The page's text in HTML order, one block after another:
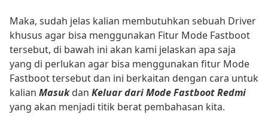
Maka, sudah jelas kalian membutuhkan sebuah Driver
khusus agar bisa menggunakan Fitur Mode Fastboot
tersebut, di bawah ini akan kami jelaskan apa saja
yang di perlukan agar bisa menggunakan fitur Mode
Fastboot tersebut dan ini berkaitan dengan cara untuk
kalian Masukdan Keluar dari Mode Fastboot Redmi
yang akan menjadi titik berat pembahasan kita.